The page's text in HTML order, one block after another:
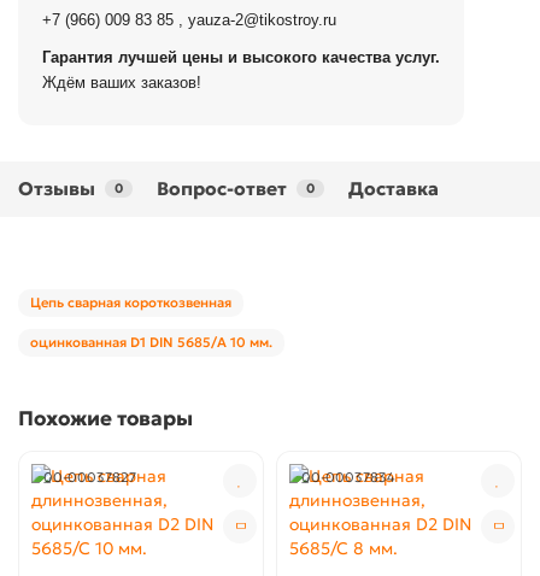
+7 (966) 009 83 85 yauza-2@tikostroy.ru
Гарантия лучшей цены и высокого качества услуг.
Ждём ваших заказов!
Отзывы 0 Вопрос-ответ 0 Доставка
Цепь сварная короткозвенная
оцинкованная D1 DIN 5685/A 10 мм.
Похожие товары
00-00037827 00-00037834